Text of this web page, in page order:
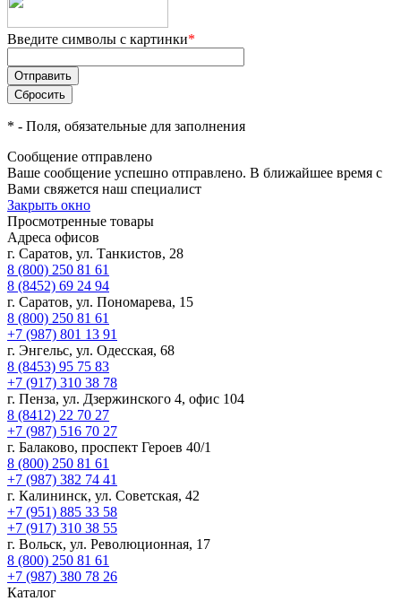
Введите символы с картинки*
* - Поля, обязательные для заполнения
Сообщение отправлено
Ваше сообщение успешно отправлено. В ближайшее время с
Вами свяжется наш специалист
Закрыть окно
Просмотренные товары
Адреса офисов
г. Саратов, ул. Танкистов, 28
8 (800) 250 81 61
8 (8452) 69 24 94
г. Саратов, ул. Пономарева, 15
8 (800) 250 81 61
+7 (987) 801 13 91
г. Энгельс, ул. Одесская, 68
8 (8453) 95 75 83
+7 (917) 310 38 78
г. Пенза, ул. Дзержинского 4, офис 104
8 (8412) 22 70 27
+7 (987) 516 70 27
г. Балаково, проспект Героев 40/1
8 (800) 250 81 61
+7 (987) 382 74 41
г. Калининск, ул. Советская, 42
+7 (951) 885 33 58
+7 (917) 310 38 55
г. Вольск, ул. Революционная, 17
8 (800) 250 81 61
+7 (987) 380 78 26
Каталог